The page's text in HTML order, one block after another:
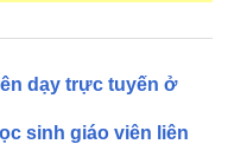
dạy trực tuyến ở
sinh giáo viên liên